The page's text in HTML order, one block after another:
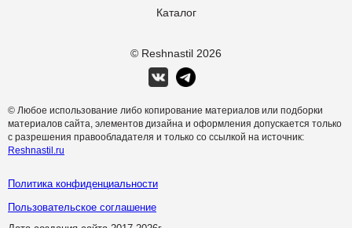
© Reshnastil 2026
Каталог
© Любое использование либо копирование материалов или подборки
материалов сайта, элементов дизайна и оформления допускается только
с разрешения правообладателя и только со ссылкой на источник:
Reshnastil.ru
Политика конфиденциальности
Пользовательское соглашение